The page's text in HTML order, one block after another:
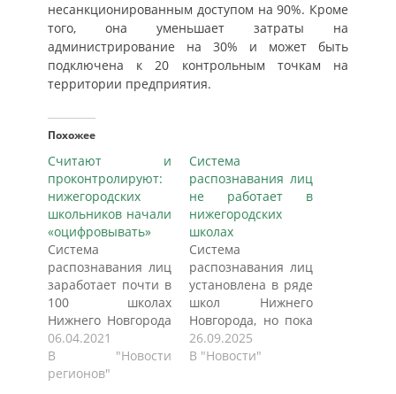
несанкционированным доступом на 90%. Кроме
того, она уменьшает затраты на
администрирование на 30% и может быть
подключена к 20 контрольным точкам на
территории предприятия.
Похожее
Считают и
проконтролируют:
нижегородских
школьников начали
«оцифровывать»
Система
распознавания лиц
заработает почти в
100 школах
Нижнего Новгорода
в 2021 году,
сообщает NewsNN.
Около 100 школ
06.04.2021
В "Новости
регионов"
Система
распознавания лиц
не работает в
нижегородских
школах
Система
распознавания лиц
установлена в ряде
школ Нижнего
Новгорода, но пока
не введена в
эксплуатацию. Об
26.09.2025
В "Новости"